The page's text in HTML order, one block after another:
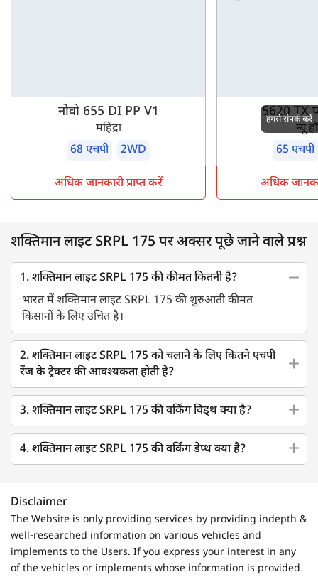
नोवो 655 DI PP V1
महिंद्रा
68 एचपी
2WD
अधिक जानकारी प्राप्त करें
5620 TX
न्यू
65 एचपी
अधिक
शक्तिमान लाइट SRPL 175 पर अक्सर पूछे जाने वाले प्रश्न
1. शक्तिमान लाइट SRPL 175 की कीमत कितनी है?
भारत में शक्तिमान लाइट SRPL 175 की शुरुआती कीमत
किसानों के लिए उचित है।
2. शक्तिमान लाइट SRPL 175 को चलाने के लिए कितने एचपी
रेंज के ट्रैक्टर की आवश्यकता होती है?
3. शक्तिमान लाइट SRPL 175 की वर्किंग विड्थ क्या है?
4. शक्तिमान लाइट SRPL 175 की वर्किंग डेप्थ क्या है?
Disclaimer
The Website is only providing services by providing indepth &
well-researched information on various vehicles and
implements to the Users. If you express your interest in any
of the vehicles or implements whose information is provided
हमसे संपर्क करें